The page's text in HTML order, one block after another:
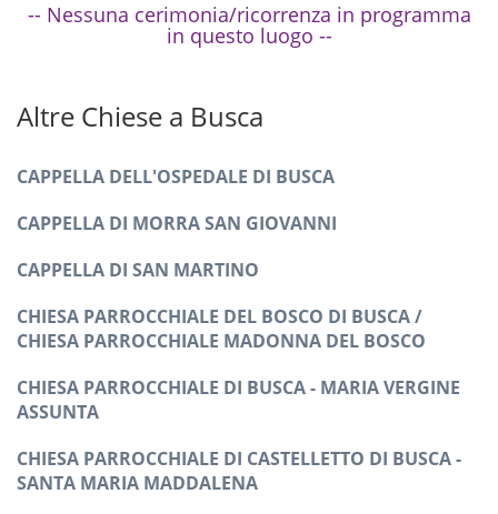
Altre Chiese a Busca
CAPPELLA DELL'OSPEDALE DI BUSCA
CAPPELLA DI MORRA SAN GIOVANNI
CAPPELLA DI SAN MARTINO
CHIESA PARROCCHIALE DEL BOSCO DI BUSCA /
CHIESA PARROCCHIALE MADONNA DEL BOSCO
CHIESA PARROCCHIALE DI BUSCA - MARIA VERGINE
ASSUNTA
CHIESA PARROCCHIALE DI CASTELLETTO DI BUSCA -
SANTA MARIA MADDALENA
-- Nessuna cerimonia/ricorrenza in programma
in questo luogo --